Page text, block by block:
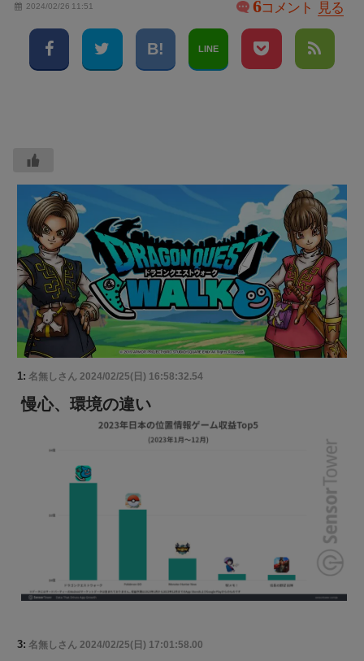
2024/02/26 11:51 6コメント 見る
LINE
1: 名無しさん 2024/02/25(日) 16:58:32.54
慢心、環境の違い
3: 名無しさん 2024/02/25(日) 17:01:58.00